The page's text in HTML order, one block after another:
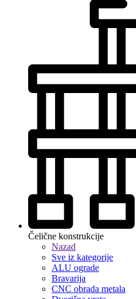
Čelične konstrukcije
Nazad
Sve iz kategorije
ALU ograde
Bravarija
CNC obrada metala